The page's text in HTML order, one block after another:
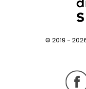
© 2019 -